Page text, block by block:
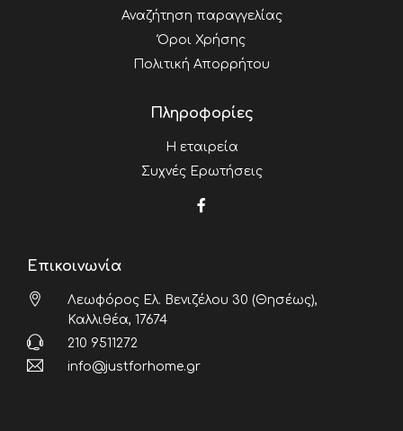
Αναζήτηση παραγγελίας
Όροι Χρήσης
Πολιτική Απορρήτου
Πληροφορίες
Η εταιρεία
Συχνές Ερωτήσεις
Επικοινωνία
Λεωφόρος Ελ. Βενιζέλου 30 (Θησέως),
Καλλιθέα, 17674
210 9511272
info@justforhome.gr